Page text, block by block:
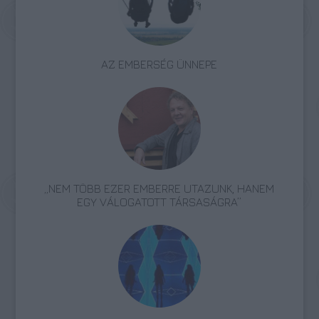
AZ EMBERSÉG ÜNNEPE
„NEM TÖBB EZER EMBERRE UTAZUNK, HANEM
EGY VÁLOGATOTT TÁRSASÁGRA”